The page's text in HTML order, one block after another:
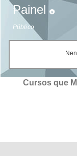
Painel
Público
Cursos que